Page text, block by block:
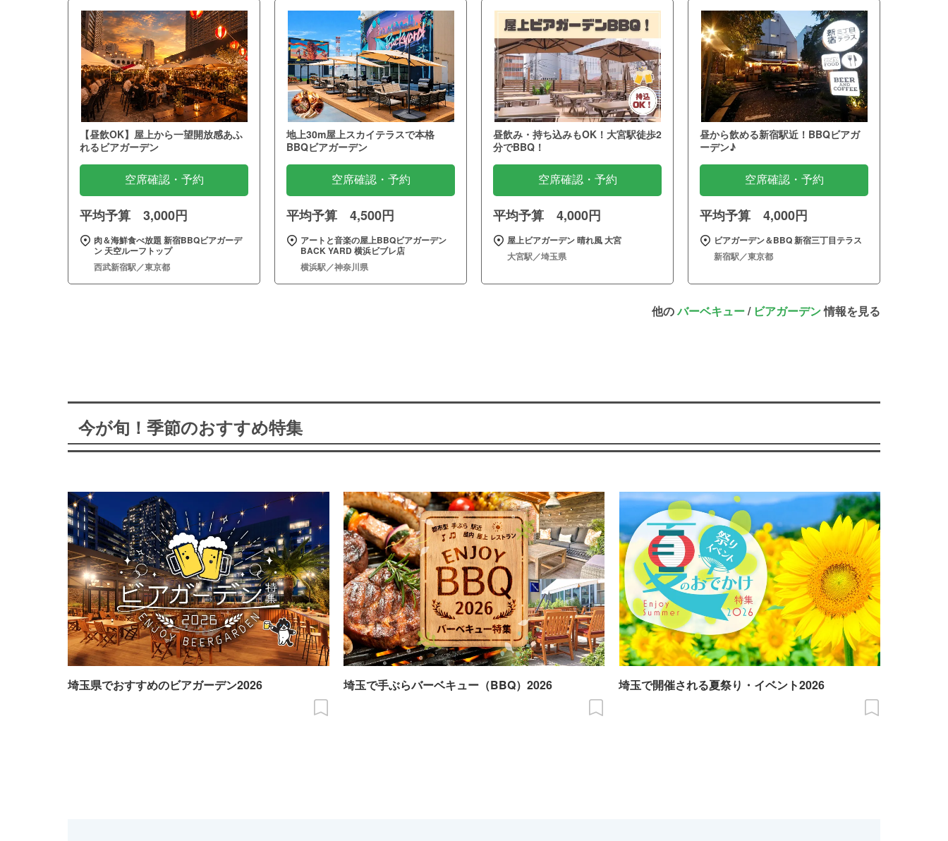
【昼飲OK】屋上から一望開放感あふ
れるビアガーデン
空席確認・予約
平均予算 3,000円
肉＆海鮮食べ放題 新宿BBQビアガーデ
ン 天空ルーフトップ
西武新宿駅／東京都
地上30m屋上スカイテラスで本格
BBQビアガーデン
空席確認・予約
平均予算 4,500円
アートと音楽の屋上BBQビアガーデン
BACK YARD 横浜ビブレ店
横浜駅／神奈川県
昼飲み・持ち込みもOK！大宮駅徒歩2
分でBBQ！
空席確認・予約
平均予算 4,000円
屋上ビアガーデン 晴れ風 大宮
大宮駅／埼玉県
昼から飲める新宿駅近！BBQビアガ
ーデン♪
空席確認・予約
平均予算 4,000円
ビアガーデン＆BBQ 新宿三丁目テラス
新宿駅／東京都
他のバーベキュー/ ビアガーデン情報を見る
今が旬！季節のおすすめ特集
埼玉県でおすすめのビアガーデン2026 埼玉で手ぶらバーベキュー（BBQ）2026 埼玉で開催される夏祭り・イベント2026